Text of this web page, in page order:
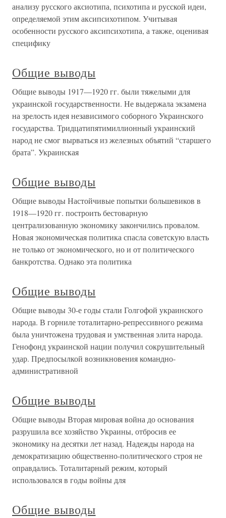
анализу русского аксиотипа, психотипа и русской идеи,
определяемой этим аксипсихотипом. Учитывая
особенности русского аксипсихотипа, а также, оценивая
специфику
Общие выводы
Общие выводы 1917—1920 гг. были тяжелыми для
украинской государственности. Не выдержала экзамена
на зрелость идея независимого соборного Украинского
государства. Тридцатипятимиллионный украинский
народ не смог вырваться из железных объятий “старшего
брата”. Украинская
Общие выводы
Общие выводы Настойчивые попытки большевиков в
1918—1920 гг. построить бестоварную
централизованную экономику закончились провалом.
Новая экономическая политика спасла советскую власть
не только от экономического, но и от политического
банкротства. Однако эта политика
Общие выводы
Общие выводы 30-е годы стали Голгофой украинского
народа. В горниле тоталитарно-репрессивного режима
была уничтожена трудовая и умственная элита народа.
Генофонд украинской нации получил сокрушительный
удар. Предпосылкой возникновения командно-
административной
Общие выводы
Общие выводы Вторая мировая война до основания
разрушила все хозяйство Украины, отбросив ее
экономику на десятки лет назад. Надежды народа на
демократизацию общественно-политического строя не
оправдались. Тоталитарный режим, который
использовался в годы войны для
Общие выводы